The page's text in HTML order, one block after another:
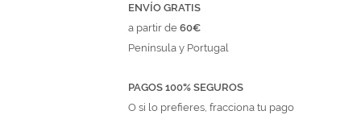
ENVÍO GRATIS
a partir de60€
Península y Portugal
PAGOS 100% SEGUROS
O si lo prefieres, fracciona tu pago